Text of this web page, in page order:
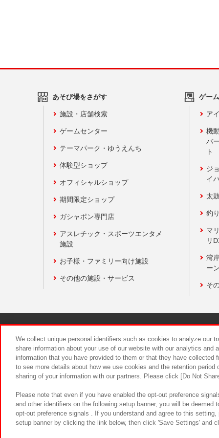
あそび場をさがす
施設・店舗検索
ゲームセンター
テーマパーク・ゆうえんち
体験型ショップ
オフィシャルショップ
期間限定ショップ
ガシャポン専門店
アスレチック・スポーツエンタメ
施設
お子様・ファミリー向け施設
その他の施設・サービス
ゲー
ア
機
バ
ト
ジ
イ
太
釣
マ
リ
湾
ー
そ
食品のご
We collect unique personal identifiers such as cookies to analyze our
share information about your use of our website with our analytics and
information that you have provided to them or that they have
to see more details about how we use cookies and the retention
sharing of your information with our partners. Please click [Do Not
Please note that even if you have enabled the opt-out preference
and other identifiers on the following setup banner, you will be
opt-out preference signals . If you understand and agree to this
setup banner by clicking the link below, then click 'Save Settings' and